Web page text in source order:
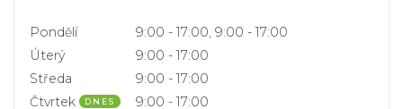
Pondělí
9:00 - 17:00, 9:00 - 17:00
Úterý
9:00 - 17:00
Středa
9:00 - 17:00
Čtvrtek
DNES
9:00 - 17:00